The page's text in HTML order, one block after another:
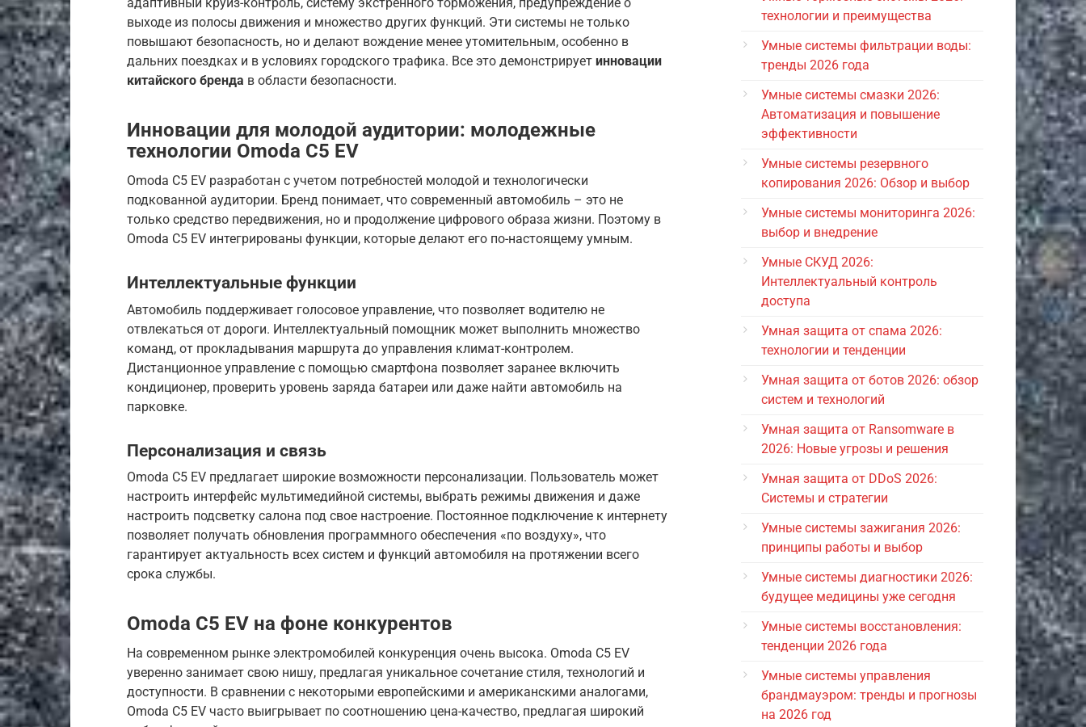
выходе из полосы движения и множество других функций. Эти системы не только
повышают безопасность, но и делают вождение менее утомительным, особенно в
дальних поездках и в условиях городского трафика. Все это демонстрирует инновации
китайского бренда в области безопасности.
Инновации для молодой аудитории: молодежные
технологии Omoda C5 EV
Omoda C5 EV разработан с учетом потребностей молодой и технологически
подкованной аудитории. Бренд понимает, что современный автомобиль – это не
только средство передвижения, но и продолжение цифрового образа жизни. Поэтому в
Omoda C5 EV интегрированы функции, которые делают его по-настоящему умным.
Интеллектуальные функции
Автомобиль поддерживает голосовое управление, что позволяет водителю не
отвлекаться от дороги. Интеллектуальный помощник может выполнить множество
команд, от прокладывания маршрута до управления климат-контролем.
Дистанционное управление с помощью смартфона позволяет заранее включить
кондиционер, проверить уровень заряда батареи или даже найти автомобиль на
парковке.
Персонализация и связь
Omoda C5 EV предлагает широкие возможности персонализации. Пользователь может
настроить интерфейс мультимедийной системы, выбрать режимы движения и даже
настроить подсветку салона под свое настроение. Постоянное подключение к интернету
позволяет получать обновления программного обеспечения «по воздуху», что
гарантирует актуальность всех систем и функций автомобиля на протяжении всего
срока службы.
Omoda C5 EV на фоне конкурентов
На современном рынке электромобилей конкуренция очень высока. Omoda C5 EV
уверенно занимает свою нишу, предлагая уникальное сочетание стиля, технологий и
доступности. В сравнении с некоторыми европейскими и американскими аналогами,
Omoda C5 EV часто выигрывает по соотношению цена-качество, предлагая широкий
технологии и преимущества
Умные системы фильтрации воды:
тренды 2026 года
Умные системы смазки 2026:
Автоматизация и повышение
эффективности
Умные системы резервного
копирования 2026: Обзор и выбор
Умные системы мониторинга 2026:
выбор и внедрение
Умные СКУД 2026:
Интеллектуальный контроль
доступа
Умная защита от спама 2026:
технологии и тенденции
Умная защита от ботов 2026: обзор
систем и технологий
Умная защита от Ransomware в
2026: Новые угрозы и решения
Умная защита от DDoS 2026:
Системы и стратегии
Умные системы зажигания 2026:
принципы работы и выбор
Умные системы диагностики 2026:
будущее медицины уже сегодня
Умные системы восстановления:
тенденции 2026 года
Умные системы управления
брандмауэром: тренды и прогнозы
на 2026 год